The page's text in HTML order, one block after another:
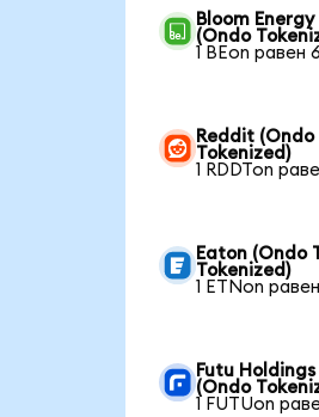
Bloom
(Ondo
1 BEon равен
Reddit
Tokenized)
1 RDDTon
Eaton (Ondo
Tokenized)
1 ETNon
Futu
(Ondo
1 FUTUon